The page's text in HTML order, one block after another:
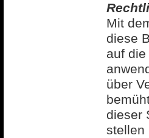
Mit
diese
auf
über
dieser
stellen